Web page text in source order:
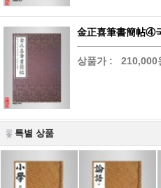
金正喜筆書簡帖④
상품가 : 210,000
특별 상품